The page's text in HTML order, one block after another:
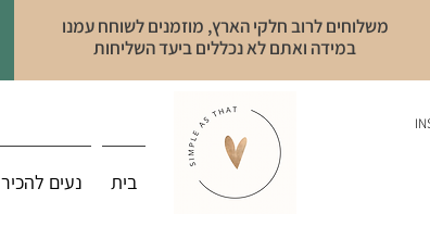
משלוחים לרוב חלקי הארץ, מוזמנים לשוחח עמנו
במידה ואתם לא נכללים ביעד השליחות
בית נעים להכיר